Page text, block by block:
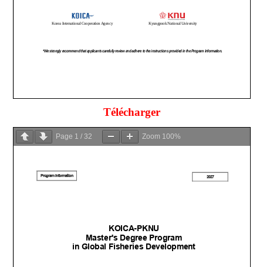
Télécharger
Page 1 /32 Zoom 100%